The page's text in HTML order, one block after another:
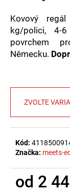
Kovový
kg/polici, 4-
povrchem
Německu.
ZVOLTE
Kód:
Značka: meets-
od 2
u
j
e
m
e